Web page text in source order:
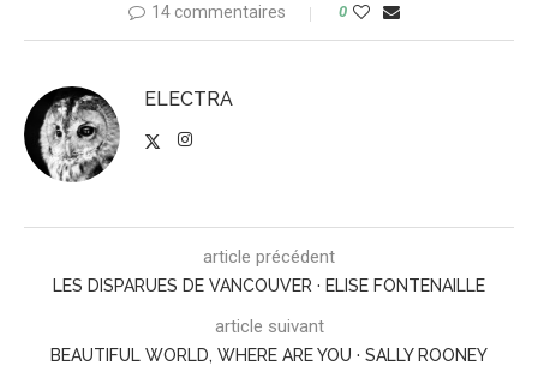
14 commentaires 0
ELECTRA
article précédent
LES DISPARUES DE VANCOUVER · ELISE FONTENAILLE
article suivant
BEAUTIFUL WORLD, WHERE ARE YOU · SALLY ROONEY